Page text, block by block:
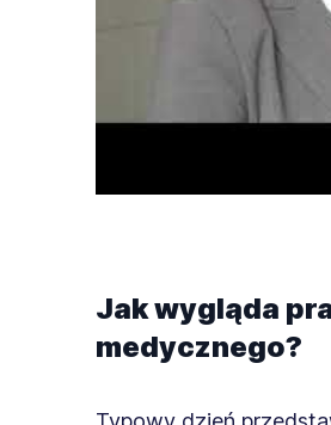
Jak wygląda
medycznego?